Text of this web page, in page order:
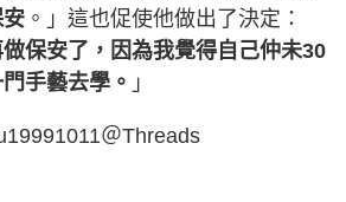
。」這也促使他做出了決定：
保安了，因為我覺得自己仲未30
手藝去學。 」
＠Threads